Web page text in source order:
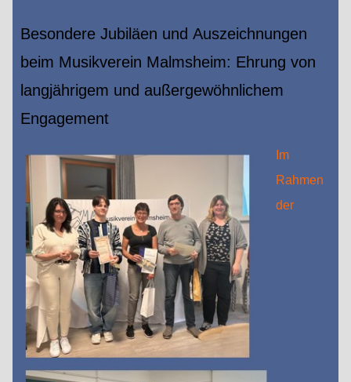
Besondere Jubiläen und Auszeichnungen
beim Musikverein Malmsheim: Ehrung von
langjährigem und außergewöhnlichem
Engagement
Im
Rahmen
der